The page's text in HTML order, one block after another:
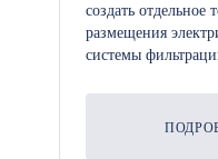
создать отдельное
размещения
системы